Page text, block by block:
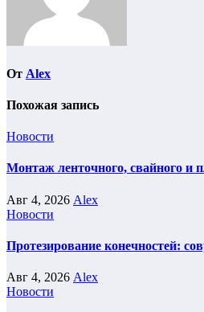
От Alex
Похожая запись
Новости
Монтаж ленточного, свайного и
Авг 4, 2026 Alex
Новости
Протезирование конечностей:
Авг 4, 2026 Alex
Новости